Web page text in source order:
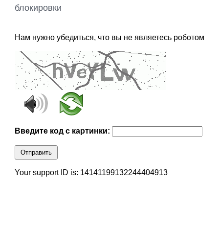
блокировки
Нам нужно убедиться, что вы не являетесь роботом
Введите код с картинки:
Отправить
Your support ID is: 14141199132244404913